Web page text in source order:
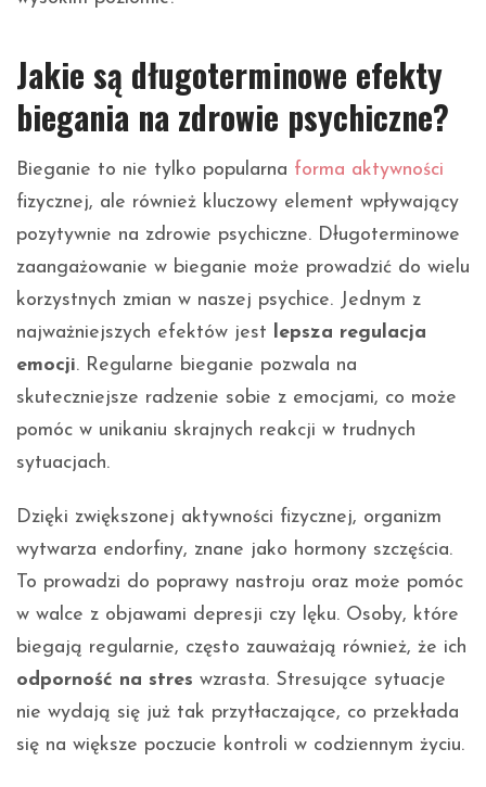
Jakie są długoterminowe efekty
biegania na zdrowie psychiczne?
Bieganie to nie tylko popularna forma aktywności
fizycznej, ale również kluczowy element wpływający
pozytywnie na zdrowie psychiczne. Długoterminowe
zaangażowanie w bieganie może prowadzić do wielu
korzystnych zmian w naszej psychice. Jednym z
najważniejszych efektów jest lepsza regulacja
emocji. Regularne bieganie pozwala na
skuteczniejsze radzenie sobie z emocjami, co może
pomóc w unikaniu skrajnych reakcji w trudnych
sytuacjach.
Dzięki zwiększonej aktywności fizycznej, organizm
wytwarza endorfiny, znane jako hormony szczęścia.
To prowadzi do poprawy nastroju oraz może pomóc
w walce z objawami depresji czy lęku. Osoby, które
biegają regularnie, często zauważają również, że ich
odporność na stres wzrasta. Stresujące sytuacje
nie wydają się już tak przytłaczające, co przekłada
się na większe poczucie kontroli w codziennym życiu.